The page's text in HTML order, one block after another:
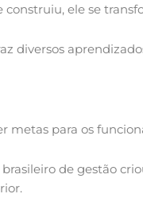
ele se
diversos
metas para os
de gestão